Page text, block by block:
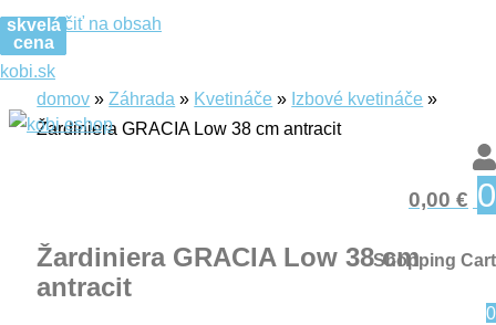
Preskočiť na obsah
kobi.sk
0,00 € 0
Shopping Cart
0
domov »Záhrada » Kvetináče » Izbové kvetináče »
Žardiniera GRACIA Low 38 cm antracit
Žardiniera GRACIA Low 38 cm
antracit
skvelá
cena
skvelá
cena
skvelá
cena
skvelá
cena